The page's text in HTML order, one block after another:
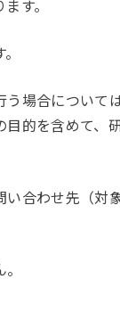
す。
場合について
的を含めて、
合わせ先（対